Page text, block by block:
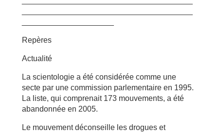
Repères
Actualité
La scientologie a été considérée comme une
secte par une commission parlementaire en 1995.
La liste, qui comprenait 173 mouvements, a été
abandonnée en 2005.
Le mouvement déconseille les drogues et